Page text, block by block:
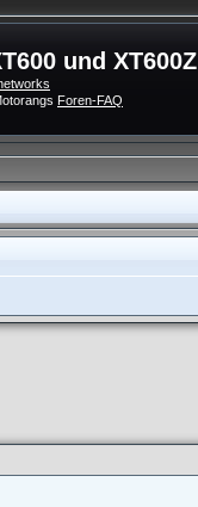
und XT600Z
Foren-FAQ